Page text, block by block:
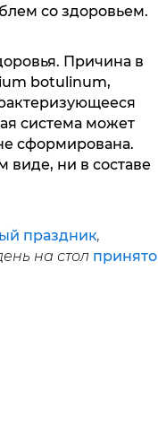
со здоровьем.
Причина в
botulinum,
система может
сформирована.
виде, ни в составе
праздник,
на стол принято